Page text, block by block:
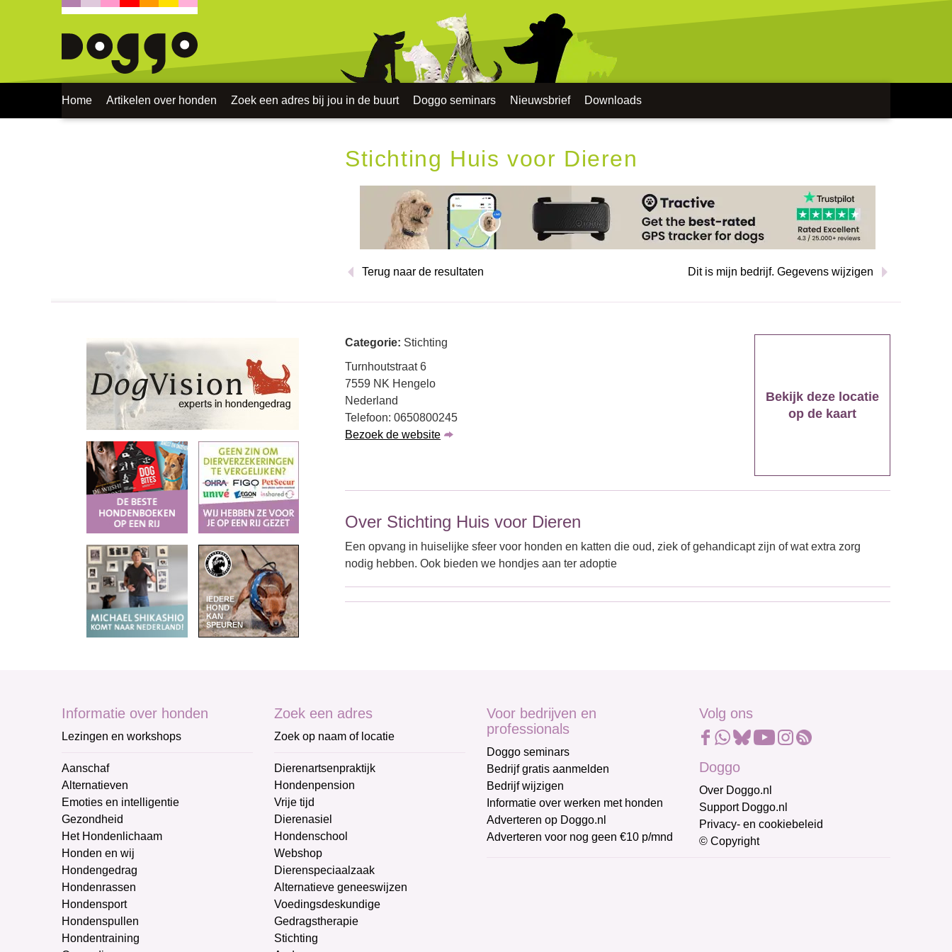
Home Artikelen over honden Zoek een adres bij jou in de buurt Doggo seminars Nieuwsbrief Downloads
Stichting Huis voor Dieren
Terug naar de resultaten Dit is mijn bedrijf. Gegevens wijzigen
Categorie: Stichting
Turnhoutstraat 6
7559 NK Hengelo
Nederland
Telefoon: 0650800245
Bezoek de website
Bekijk deze locatie
op de kaart
Over Stichting Huis voor Dieren
Een opvang in huiselijke sfeer voor honden en katten die oud, ziek of gehandicapt zijn of wat extra zorg
nodig hebben. Ook bieden we hondjes aan ter adoptie
Informatie over honden
Lezingen en workshops
Aanschaf
Alternatieven
Emoties en intelligentie
Gezondheid
Het Hondenlichaam
Honden en wij
Hondengedrag
Hondenrassen
Hondensport
Hondenspullen
Hondentraining
Zoek een adres
Zoek op naam of locatie
Dierenartsenpraktijk
Hondenpension
Vrije tijd
Dierenasiel
Hondenschool
Webshop
Dierenspeciaalzaak
Alternatieve geneeswijzen
Voedingsdeskundige
Gedragstherapie
Stichting
Voor bedrijven en
professionals
Doggo seminars
Bedrijf gratis aanmelden
Bedrijf wijzigen
Informatie over werken met honden
Adverteren op Doggo.nl
Adverteren voor nog geen €10 p/mnd
Volg ons
Doggo
Over Doggo.nl
Support Doggo.nl
Privacy- en cookiebeleid
© Copyright